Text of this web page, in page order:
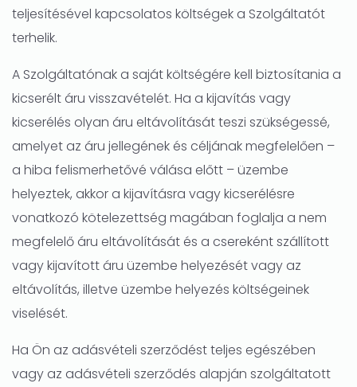
teljesítésével kapcsolatos költségek a Szolgáltatót
terhelik.
A Szolgáltatónak a saját költségére kell biztosítania a
kicserélt áru visszavételét. Ha a kijavítás vagy
kicserélés olyan áru eltávolítását teszi szükségessé,
amelyet az áru jellegének és céljának megfelelően –
a hiba felismerhetővé válása előtt – üzembe
helyeztek, akkor a kijavításra vagy kicserélésre
vonatkozó kötelezettség magában foglalja a nem
megfelelő áru eltávolítását és a csereként szállított
vagy kijavított áru üzembe helyezését vagy az
eltávolítás, illetve üzembe helyezés költségeinek
viselését.
Ha Ön az adásvételi szerződést teljes egészében
vagy az adásvételi szerződés alapján szolgáltatott